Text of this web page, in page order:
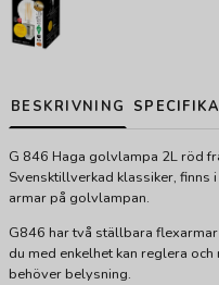
BESKRIVNING
G 846 Haga golvlampa 2L röd
Svensktillverkad klassiker, finns
armar på golvlampan.
G846 har två ställbara
du med enkelhet kan reglera
behöver belysning.